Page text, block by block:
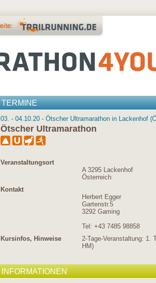
TERMINE
03. - 04.10.20 - Ötscher Ultramarathon in Lackenhof
Ötscher Ultramarathon
Veranstaltungsort
A 3295 Lackenhof
Österreich
Kontakt
Herbert Egger
Gartenstr.5
3292 Gaming
Tel: +43 7485 98858
Kursinfos, Hinweise
2-Tage-Veranstaltung: 1.
HM)
INFORMATIONEN